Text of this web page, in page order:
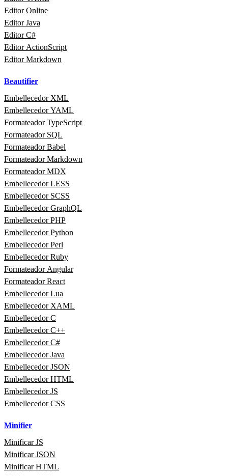
Editor Online
Editor Java
Editor C#
Editor ActionScript
Editor Markdown
Beautifier
Embellecedor XML
Embellecedor YAML
Formateador TypeScript
Formateador SQL
Formateador Babel
Formateador Markdown
Formateador MDX
Embellecedor LESS
Embellecedor SCSS
Embellecedor GraphQL
Embellecedor PHP
Embellecedor Python
Embellecedor Perl
Embellecedor Ruby
Formateador Angular
Formateador React
Embellecedor Lua
Embellecedor XAML
Embellecedor C
Embellecedor C++
Embellecedor C#
Embellecedor Java
Embellecedor JSON
Embellecedor HTML
Embellecedor JS
Embellecedor CSS
Minifier
Minificar JS
Minificar JSON
Minificar HTML